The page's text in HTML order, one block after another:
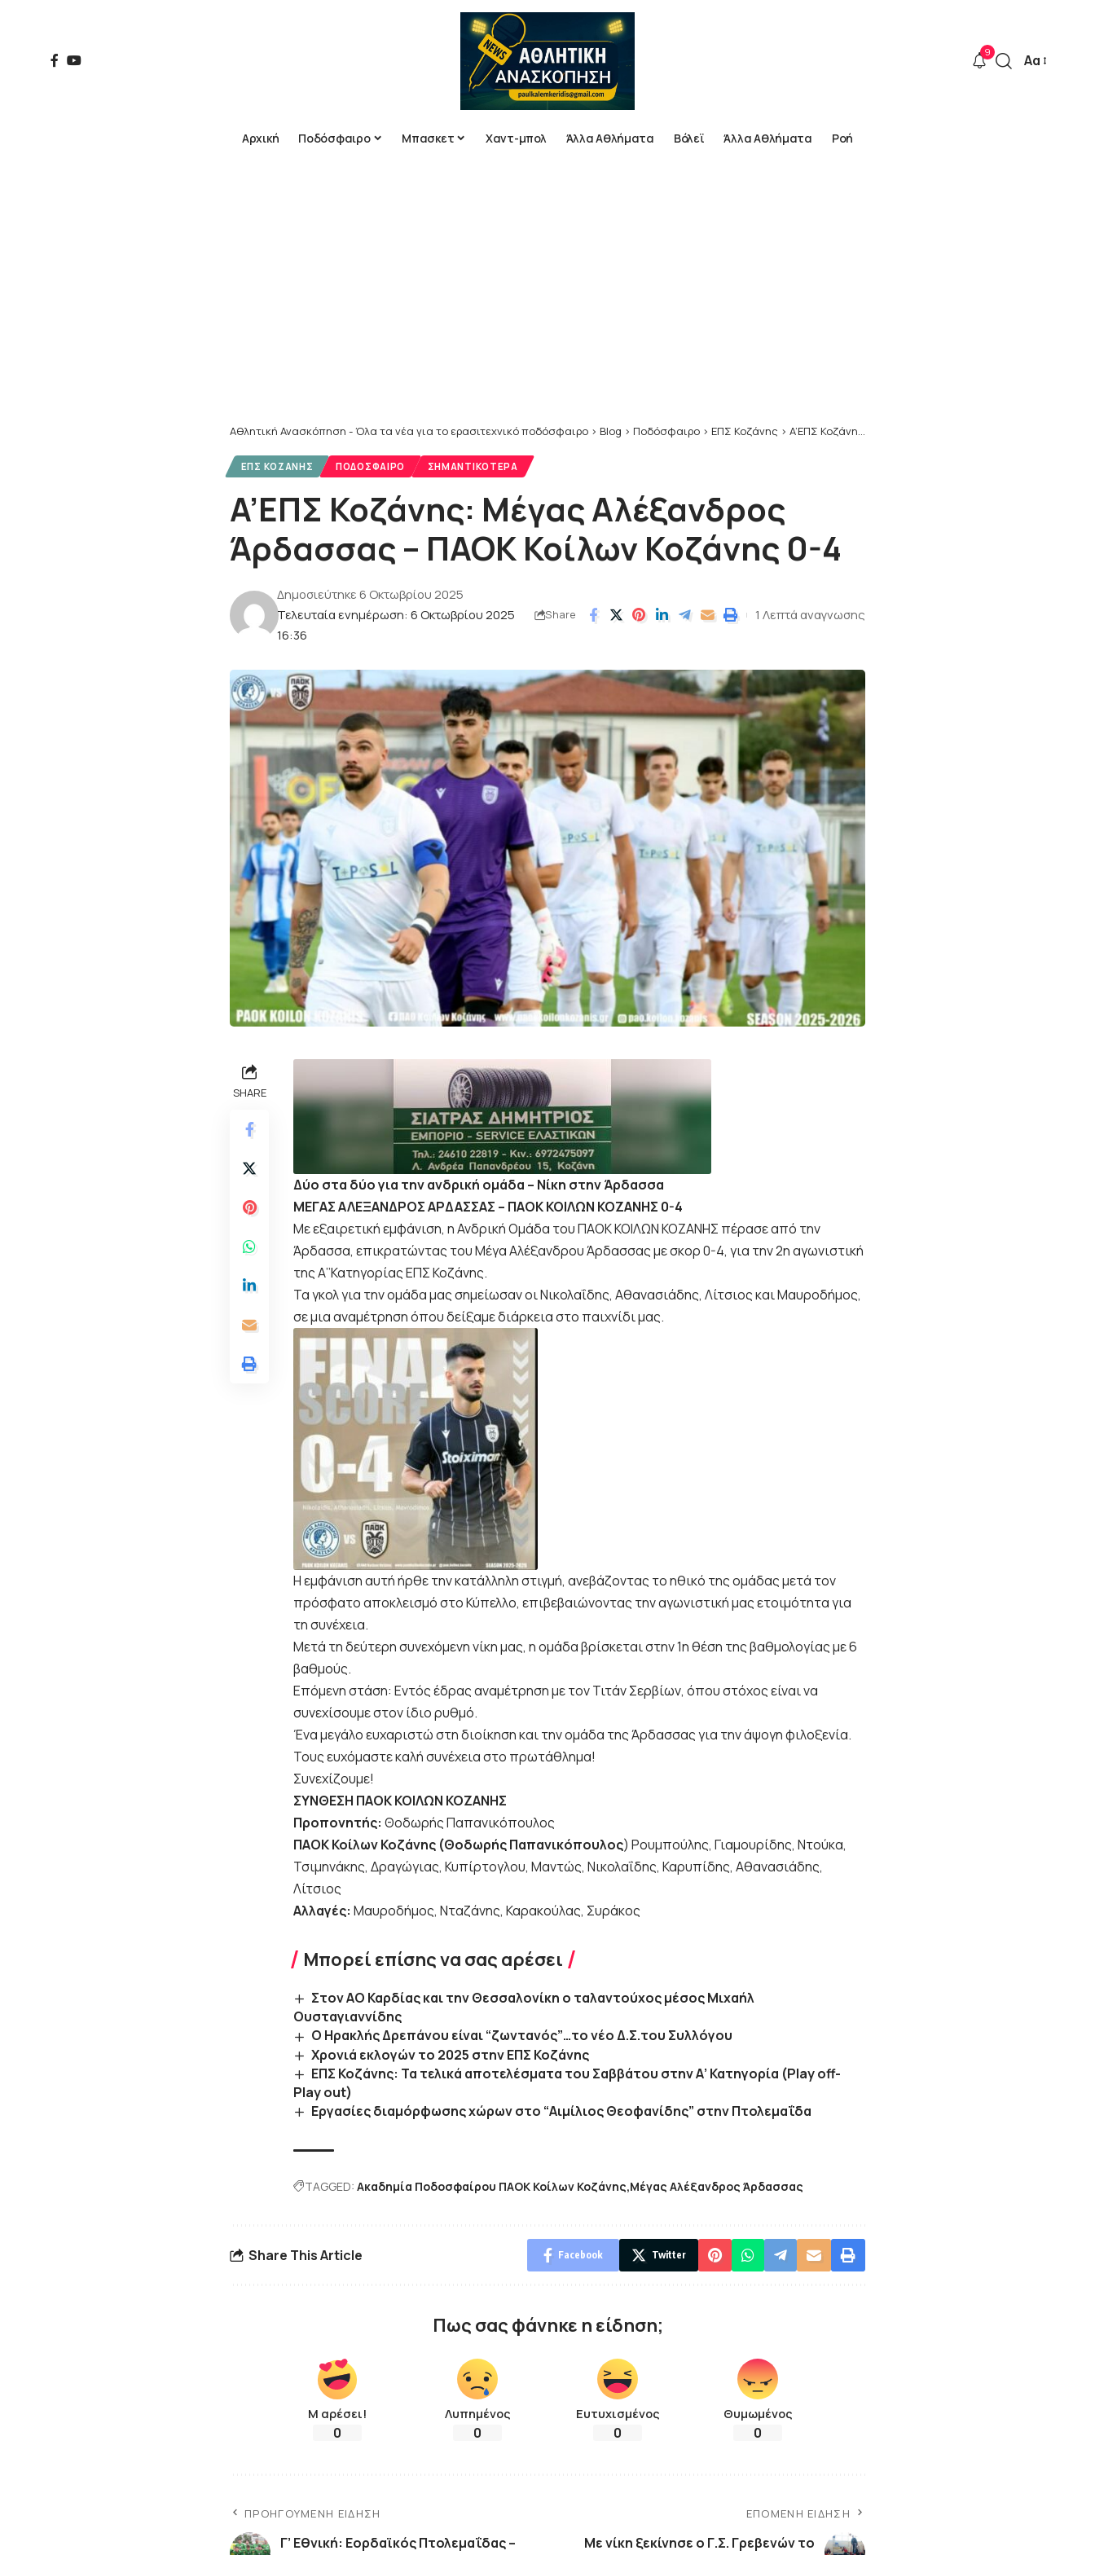
9
Font
Αα
Αρχική Ποδόσφαιρο Μπασκετ Χαντ-μπολ Άλλα Αθλήματα Βόλεϊ Άλλα Αθλήματα Ροή
Αθλητική Ανασκόπηση - Όλα τα νέα για το ερασιτεχνικό ποδόσφαιρο > Blog > Ποδόσφαιρο > ΕΠΣ Κοζάνης > A’ΕΠΣ Κοζάνης: Μέγας Αλέξανδρος Άρδασσας – ΠΑΟΚ Κοίλων Κοζάνης 0-4
ΕΠΣ ΚΟΖΆΝΗΣ ΠΟΔΌΣΦΑΙΡΟ ΣΗΜΑΝΤΙΚΌΤΕΡΑ
A’ΕΠΣ Κοζάνης: Μέγας Αλέξανδρος
Άρδασσας – ΠΑΟΚ Κοίλων Κοζάνης 0-4
Τελευταία ενημέρωση: 6 Οκτωβρίου 2025
16:36
Δημοσιεύτηκε 6 Οκτωβρίου 2025
Share 1 Λεπτά αναγνωσης
SHARE
Δύο στα δύο για την ανδρική ομάδα – Νίκη στην Άρδασσα
ΜΕΓΑΣ ΑΛΕΞΑΝΔΡΟΣ ΑΡΔΑΣΣΑΣ – ΠΑΟΚ ΚΟΙΛΩΝ ΚΟΖΑΝΗΣ 0-4
Με εξαιρετική εμφάνιση, η Ανδρική Ομάδα του ΠΑΟΚ ΚΟΙΛΩΝ ΚΟΖΑΝΗΣ πέρασε από την
Άρδασσα, επικρατώντας του Μέγα Αλέξανδρου Άρδασσας με σκορ 0-4, για την 2η αγωνιστική
της Α’’Κατηγορίας ΕΠΣ Κοζάνης.
Τα γκολ για την ομάδα μας σημείωσαν οι Νικολαΐδης, Αθανασιάδης, Λίτσιος και Μαυροδήμος,
σε μια αναμέτρηση όπου δείξαμε διάρκεια στο παιχνίδι μας.
Η εμφάνιση αυτή ήρθε την κατάλληλη στιγμή, ανεβάζοντας το ηθικό της ομάδας μετά τον
πρόσφατο αποκλεισμό στο Κύπελλο, επιβεβαιώνοντας την αγωνιστική μας ετοιμότητα για
τη συνέχεια.
Μετά τη δεύτερη συνεχόμενη νίκη μας, η ομάδα βρίσκεται στην 1η θέση της βαθμολογίας με 6
βαθμούς.
Επόμενη στάση: Εντός έδρας αναμέτρηση με τον Τιτάν Σερβίων, όπου στόχος είναι να
συνεχίσουμε στον ίδιο ρυθμό.
Ένα μεγάλο ευχαριστώ στη διοίκηση και την ομάδα της Άρδασσας για την άψογη φιλοξενία.
Τους ευχόμαστε καλή συνέχεια στο πρωτάθλημα!
Συνεχίζουμε!
ΣΥΝΘΕΣΗ ΠΑΟΚ ΚΟΙΛΩΝ ΚΟΖΑΝΗΣ
Προπονητής: Θοδωρής Παπανικόπουλος
ΠΑΟΚ Κοίλων Κοζάνης (Θοδωρής Παπανικόπουλος) Ρουμπούλης, Γιαμουρίδης, Ντούκα,
Τσιμηνάκης, Δραγώγιας, Κυπίρτογλου, Μαντώς, Νικολαΐδης, Καρυπίδης, Αθανασιάδης,
Λίτσιος
Αλλαγές: Μαυροδήμος, Νταζάνης, Καρακούλας, Συράκος
Μπορεί επίσης να σας αρέσει
Στον ΑΟ Καρδίας και την Θεσσαλονίκη ο ταλαντούχος μέσος Μιχαήλ
Ουσταγιαννίδης
Ο Ηρακλής Δρεπάνου είναι “ζωντανός”…το νέο Δ.Σ.του Συλλόγου
Χρονιά εκλογών το 2025 στην ΕΠΣ Κοζάνης
ΕΠΣ Κοζάνης: Τα τελικά αποτελέσματα του Σαββάτου στην Α’ Κατηγορία (Play off-
Play out)
Εργασίες διαμόρφωσης χώρων στο “Αιμίλιος Θεοφανίδης” στην Πτολεμαΐδα
TAGGED: Ακαδημία Ποδοσφαίρου ΠΑΟΚ Κοίλων Κοζάνης Μέγας Αλέξανδρος Άρδασσας
Share This Article Facebook Twitter
Πως σας φάνηκε η είδηση;
Μ αρέσει!
0
Λυπημένος
0
Ευτυχισμένος
0
Θυμωμένος
0
ΠΡΟΗΓΟΎΜΕΝΗ ΕΊΔΗΣΗ
Γ’ Εθνική: Εορδαϊκός Πτολεμαΐδας –
ΕΠΌΜΕΝΗ ΕΊΔΗΣΗ
Με νίκη ξεκίνησε ο Γ.Σ. Γρεβενών το